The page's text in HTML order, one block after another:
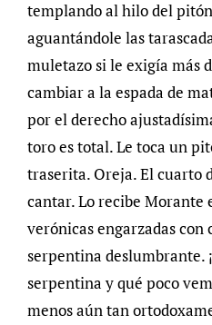
templando al hilo del
aguantándole las
muletazo si le exigía más
cambiar a la espada de
por el derecho
toro es total. Le toca un
traserita. Oreja. El cuarto
cantar. Lo recibe Morante
verónicas engarzadas
serpentina deslumbrante.
serpentina y qué poco
menos aún tan